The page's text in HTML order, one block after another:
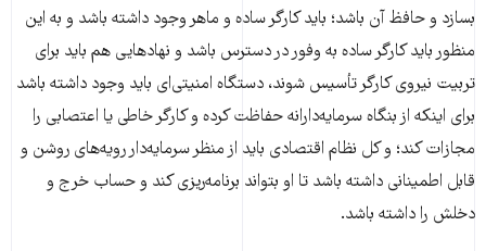
بسازد و حافظ آن باشد؛ باید کارگر ساده و ماهر وجود داشته باشد و به این
منظور باید کارگر ساده به وفور در دسترس باشد و نهادهایی هم باید برای
تربیت نیروی کارگر تأسیس شوند، دستگاه امنیتی‌ای باید وجود داشته باشد
برای اینکه از بنگاه سرمایه‌دارانه حفاظت کرده و کارگر خاطی یا اعتصابی را
مجازات کند؛ و کل نظام اقتصادی باید از منظر سرمایه‌دار رویه‌های روشن و
قابل اطمینانی داشته باشد تا او بتواند برنامه‌ریزی کند و حساب خرج و
دخلش را داشته باشد.